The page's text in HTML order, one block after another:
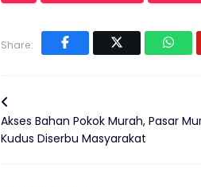
Share:
Akses Bahan Pokok Murah, Pasar
Kudus Diserbu Masyarakat